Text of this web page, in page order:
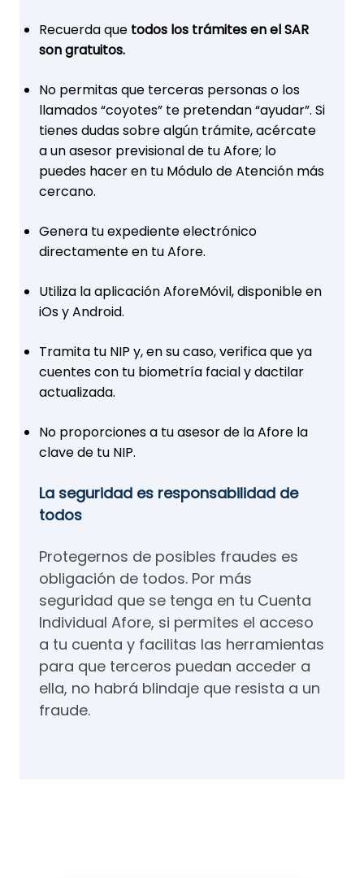
Recuerda que todos los trámites en el SAR
son gratuitos.
No permitas que terceras personas o los
llamados “coyotes” te pretendan “ayudar”. Si
tienes dudas sobre algún trámite, acércate
a un asesor previsional de tu Afore; lo
puedes hacer en tu Módulo de Atención más
cercano.
Genera tu expediente electrónico
directamente en tu Afore.
Utiliza la aplicación AforeMóvil, disponible en
iOs y Android.
Tramita tu NIP y, en su caso, verifica que ya
cuentes con tu biometría facial y dactilar
actualizada.
No proporciones a tu asesor de la Afore la
clave de tu NIP.
La seguridad es responsabilidad de
todos
Protegernos de posibles fraudes es
obligación de todos. Por más
seguridad que se tenga en tu Cuenta
Individual Afore, si permites el acceso
a tu cuenta y facilitas las herramientas
para que terceros puedan acceder a
ella, no habrá blindaje que resista a un
fraude.